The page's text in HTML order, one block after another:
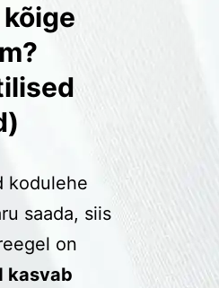
kodulehe
saada, siis
on
kasvab